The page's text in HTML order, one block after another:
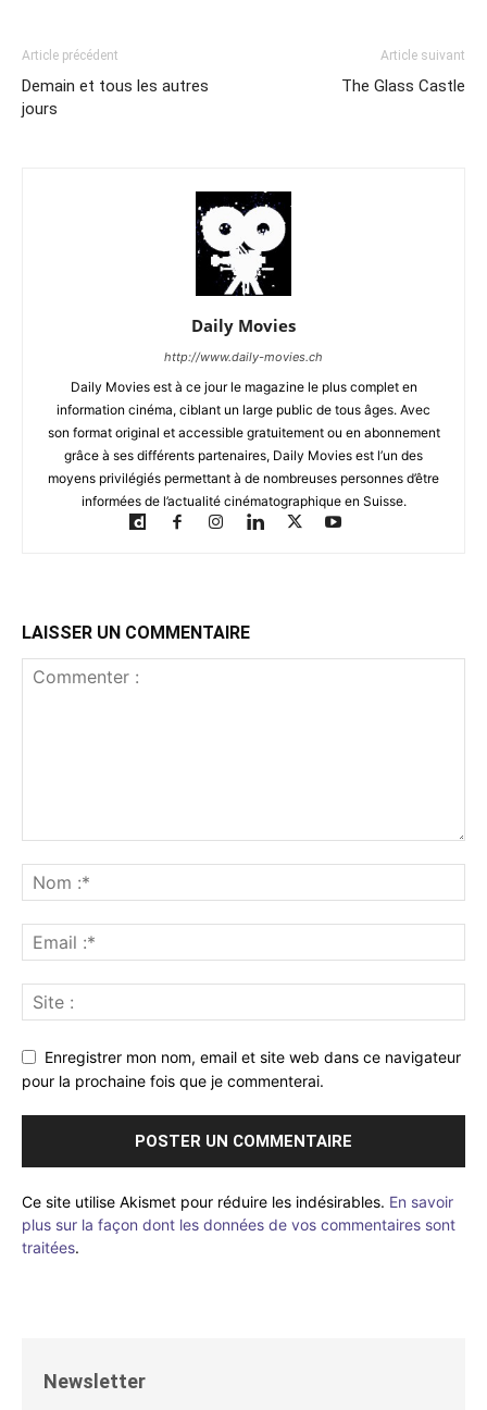
Article précédent
Demain et tous les autres
jours
Article suivant
The Glass Castle
Daily Movies
http://www.daily-movies.ch
Daily Movies est à ce jour le magazine le plus complet en
information cinéma, ciblant un large public de tous âges. Avec
son format original et accessible gratuitement ou en abonnement
grâce à ses différents partenaires, Daily Movies est l’un des
moyens privilégiés permettant à de nombreuses personnes d’être
informées de l’actualité cinématographique en Suisse.
LAISSER UN COMMENTAIRE
Enregistrer mon nom, email et site web dans ce navigateur
pour la prochaine fois que je commenterai.
Ce site utilise Akismet pour réduire les indésirables. En savoir
plus sur la façon dont les données de vos commentaires sont
traitées.
Newsletter